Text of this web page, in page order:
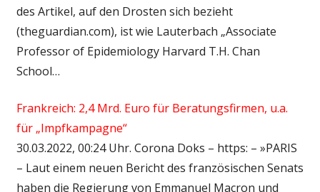
des Artikel, auf den Drosten sich bezieht
(theguardian.com), ist wie Lauterbach „Associate
Professor of Epidemiology Harvard T.H. Chan
School…
Frankreich: 2,4 Mrd. Euro für Beratungsfirmen, u.a.
für „Impfkampagne“
30.03.2022, 00:24 Uhr. Corona Doks – https: – »PARIS
– Laut einem neuen Bericht des französischen Senats
haben die Regierung von Emmanuel Macron und